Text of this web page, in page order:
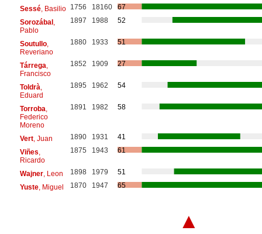
Sessé, Basilio 1756 18160
67
Sorozábal,
Pablo
1897 1988 52
Soutullo,
Reveriano
1880 1933 51
Tárrega
Francisco
1852 1909 27
Toldrà
Eduard
1895 1962 54
Torroba
Federico
Moreno
1891 1982 58
Vert, Juan 1890 1931
41
Viñes
Ricardo
1875 1943 61
Wajner, Leon 1898 1979
51
Yuste, Miguel 1870 1947 65
▲